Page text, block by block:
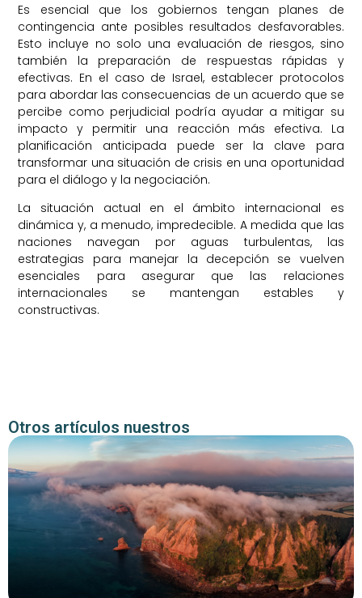
Es esencial que los gobiernos tengan planes de
contingencia ante posibles resultados desfavorables.
Esto incluye no solo una evaluación de riesgos, sino
también la preparación de respuestas rápidas y
efectivas. En el caso de Israel, establecer protocolos
para abordar las consecuencias de un acuerdo que se
percibe como perjudicial podría ayudar a mitigar su
impacto y permitir una reacción más efectiva. La
planificación anticipada puede ser la clave para
transformar una situación de crisis en una oportunidad
para el diálogo y la negociación.
La situación actual en el ámbito internacional es
dinámica y, a menudo, impredecible. A medida que las
naciones navegan por aguas turbulentas, las
estrategias para manejar la decepción se vuelven
esenciales para asegurar que las relaciones
internacionales se mantengan estables y
constructivas.
Otros artículos nuestros